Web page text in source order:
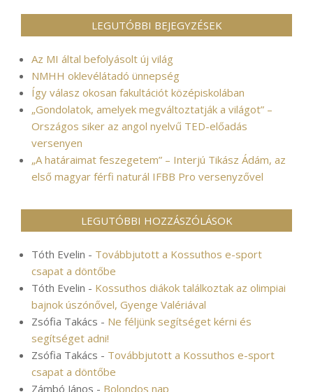
LEGUTÓBBI BEJEGYZÉSEK
Az MI által befolyásolt új világ
NMHH oklevélátadó ünnepség
Így válasz okosan fakultációt középiskolában
„Gondolatok, amelyek megváltoztatják a világot” –
Országos siker az angol nyelvű TED-előadás
versenyen
„A határaimat feszegetem” – Interjú Tikász Ádám, az
első magyar férfi naturál IFBB Pro versenyzővel
LEGUTÓBBI HOZZÁSZÓLÁSOK
Tóth Evelin - Továbbjutott a Kossuthos e-sport
csapat a döntőbe
Tóth Evelin - Kossuthos diákok találkoztak az olimpiai
bajnok úszónővel, Gyenge Valériával
Zsófia Takács - Ne féljünk segítséget kérni és
segítséget adni!
Zsófia Takács - Továbbjutott a Kossuthos e-sport
csapat a döntőbe
Zámbó János - Bolondos nap